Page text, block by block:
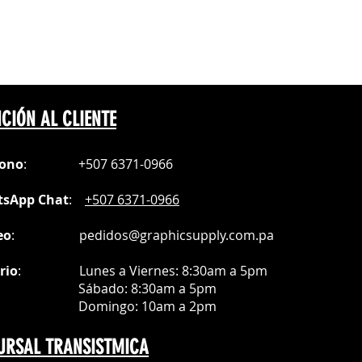
exigentes y amantes de las
AL CLIENTE
: +507 6371-0966
Chat: +507 6371-0966
: pedidos@graphicsupply.com.pa
: Lunes a Viernes: 8:30am a 5pm
: 8:30am a 5pm
10am a 2pm
TRANSISTMICA